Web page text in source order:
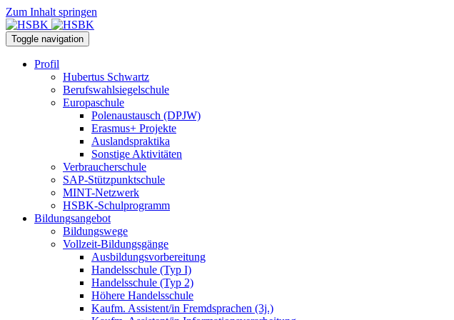
Zum Inhalt springen
Toggle navigation
Profil
Hubertus Schwartz
Berufswahlsiegelschule
Europaschule
Polenaustausch (DPJW)
Erasmus+ Projekte
Auslandspraktika
Sonstige Aktivitäten
Verbraucherschule
SAP-Stützpunktschule
MINT-Netzwerk
HSBK-Schulprogramm
Bildungsangebot
Bildungswege
Vollzeit-Bildungsgänge
Ausbildungsvorbereitung
Handelsschule (Typ I)
Handelsschule (Typ 2)
Höhere Handelsschule
Kaufm. Assistent/in­ Fremdsprachen (3j.)